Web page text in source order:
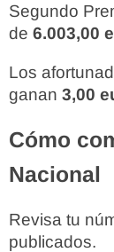
Segundo
de 6.003,00
Los
ganan 3,00
Cómo
Nacional
Revisa tu
publicados.